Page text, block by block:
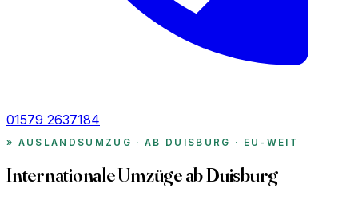
01579 2637184
AUSLANDSUMZUG · AB DUISBURG · EU-WEIT
Internationale Umzüge ab Duisburg